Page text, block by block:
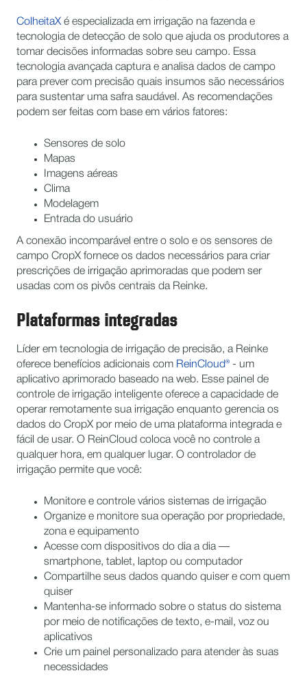
ColheitaX é especializada em irrigação na fazenda e
tecnologia de detecção de solo que ajuda os produtores a
tomar decisões informadas sobre seu campo. Essa
tecnologia avançada captura e analisa dados de campo
para prever com precisão quais insumos são necessários
para sustentar uma safra saudável. As recomendações
podem ser feitas com base em vários fatores:
Sensores de solo
Mapas
Imagens aéreas
Clima
Modelagem
Entrada do usuário
A conexão incomparável entre o solo e os sensores de
campo CropX fornece os dados necessários para criar
prescrições de irrigação aprimoradas que podem ser
usadas com os pivôs centrais da Reinke.
Plataformas integradas
Líder em tecnologia de irrigação de precisão, a Reinke
oferece benefícios adicionais com ReinCloud® - um
aplicativo aprimorado baseado na web. Esse painel de
controle de irrigação inteligente oferece a capacidade de
operar remotamente sua irrigação enquanto gerencia os
dados do CropX por meio de uma plataforma integrada e
fácil de usar. O ReinCloud coloca você no controle a
qualquer hora, em qualquer lugar. O controlador de
irrigação permite que você:
Monitore e controle vários sistemas de irrigação
Organize e monitore sua operação por propriedade,
zona e equipamento
Acesse com dispositivos do dia a dia —
smartphone, tablet, laptop ou computador
Compartilhe seus dados quando quiser e com quem
quiser
Mantenha-se informado sobre o status do sistema
por meio de notificações de texto, e-mail, voz ou
aplicativos
Crie um painel personalizado para atender às suas
necessidades